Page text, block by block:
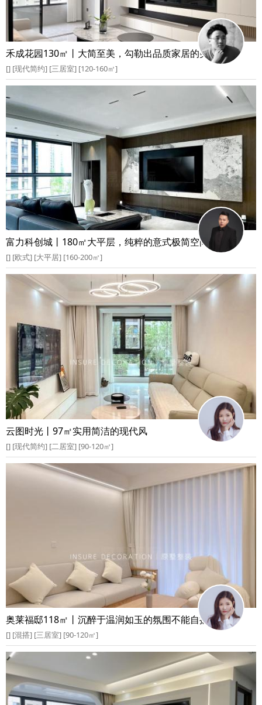
禾成花园130㎡丨大简至美，勾勒出品质家居的美好空间
[] [现代简约] [三居室] [120-160㎡]
富力科创城丨180㎡大平层，纯粹的意式极简空间
[] [欧式] [大平居] [160-200㎡]
云图时光丨97㎡实用简洁的现代风
[] [现代简约] [二居室] [90-120㎡]
奥莱福邸118㎡丨沉醉于温润如玉的氛围不能自拔
[] [混搭] [三居室] [90-120㎡]